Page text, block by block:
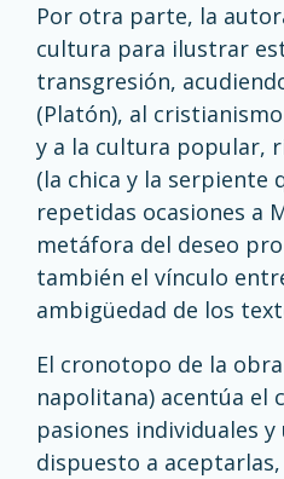
Por otra parte, la
cultura para ilustrar
transgresión,
(Platón), al
y a la cultura popular,
(la chica y la serpiente
repetidas ocasiones a
metáfora del deseo
también el vínculo
ambigüedad de los
El cronotopo de la
napolitana) acentúa el
pasiones individuales
dispuesto a